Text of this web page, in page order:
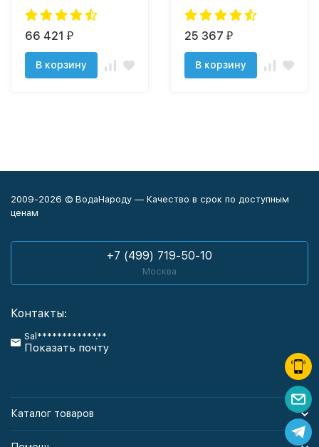
66 421 ₽
В корзину
25 367 ₽
В корзину
2009-2026 © ВодаНароду — Качество в срок по доступным
ценам
+7 (499) 719-50-10
Москва
Контакты:
Sal************.**
Показать почту
Каталог товаров